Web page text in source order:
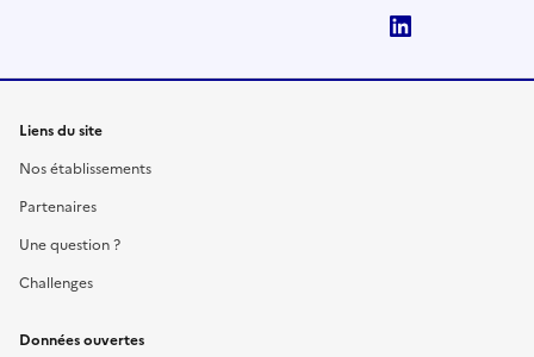
Liens du site
Nos établissements
Partenaires
Une question ?
Challenges
Données ouvertes